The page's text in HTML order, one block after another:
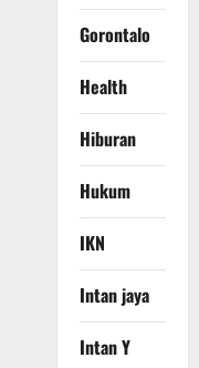
Gorontalo
Health
Hiburan
Hukum
IKN
Intan jaya
Intan Y